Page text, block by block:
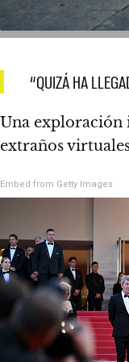
“QUIZÁ HA
Una exploración
extraños
Embed from Getty Images